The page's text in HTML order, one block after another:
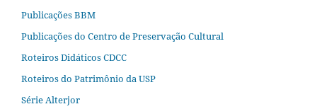
Publicações BBM
Publicações do Centro de Preservação Cultural
Roteiros Didáticos CDCC
Roteiros do Patrimônio da USP
Série Alterjor